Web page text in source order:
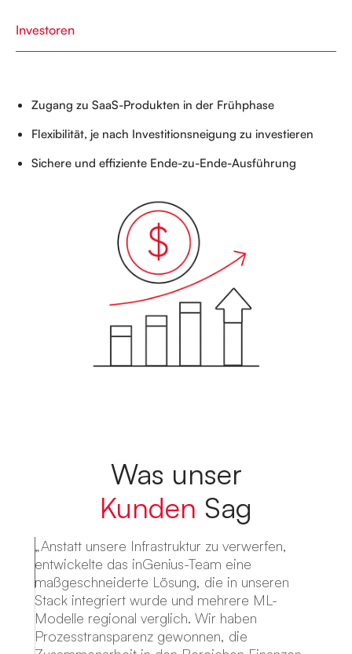
Investoren
Zugang zu SaaS-Produkten in der Frühphase
Flexibilität, je nach Investitionsneigung zu investieren
Sichere und effiziente Ende-zu-Ende-Ausführung
Was unser
Kunden Sag
„Anstatt unsere Infrastruktur zu verwerfen,
entwickelte das inGenius-Team eine
maßgeschneiderte Lösung, die in unseren
Stack integriert wurde und mehrere ML-
Modelle regional verglich. Wir haben
Prozesstransparenz gewonnen, die